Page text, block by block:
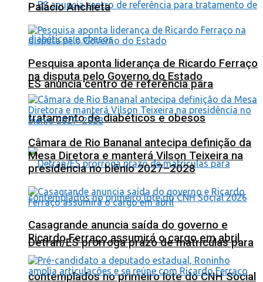
ES anuncia centro de referência para
tratamento de diabéticos e obesos
Detran/ES prorroga prazo de matrículas para
contemplados no primeiro lote do CNH Social
Palácio Anchieta
Pesquisa aponta liderança de Ricardo Ferraço
na disputa pelo Governo do Estado
Câmara de Rio Bananal antecipa definição da
Mesa Diretora e manterá Vilson Teixeira na
presidência no biênio 2027–2028
Casagrande anuncia saída do governo e
Ricardo Ferraço assumirá o cargo em abril